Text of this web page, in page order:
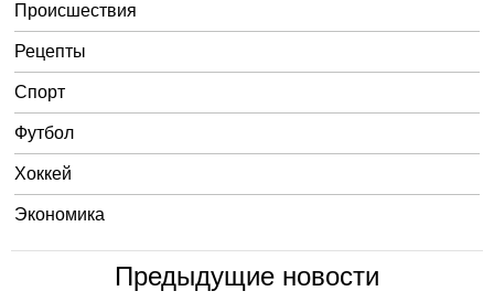
Происшествия
Рецепты
Спорт
Футбол
Хоккей
Экономика
Предыдущие новости